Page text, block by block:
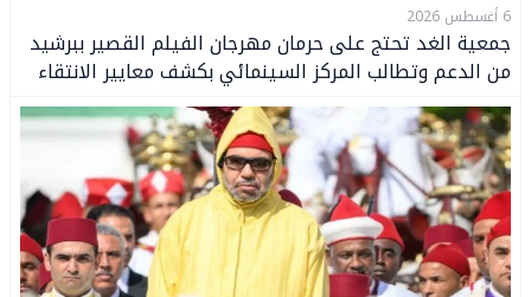
6 أغسطس 2026
جمعية الغد تحتج على حرمان مهرجان الفيلم القصير ببرشيد
من الدعم وتطالب المركز السينمائي بكشف معايير الانتقاء